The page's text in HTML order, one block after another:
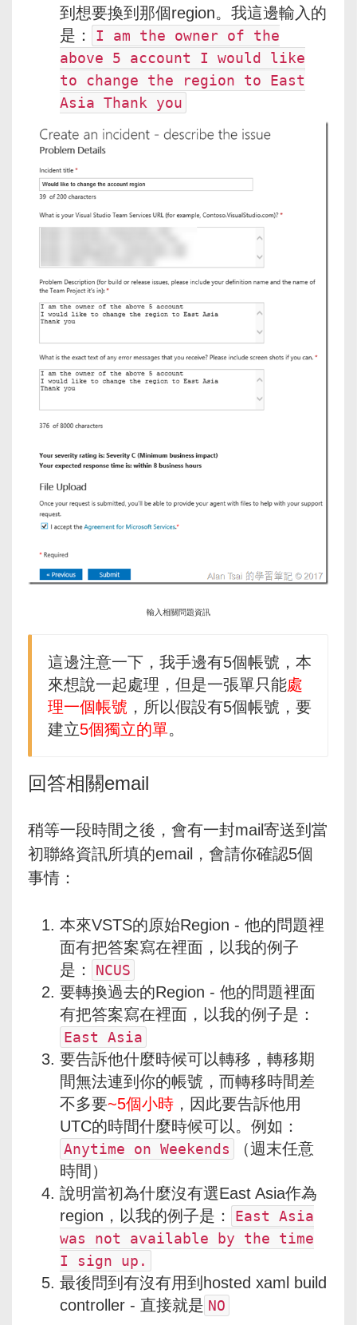
到想要換到那個region。我這邊輸入的
是：
I am the owner of the
above 5 account I would like
to change the region to East
Asia Thank you
輸入相關問題資訊
這邊注意一下，我手邊有5個帳號，本
來想說一起處理，但是一張單只能處
理一個帳號 ，所以假設有5個帳號，要
建立5個獨立的單。
回答相關email
稍等一段時間之後，會有一封mail寄送到當
初聯絡資訊所填的email，會請你確認5個
事情：
本來VSTS的原始Region - 他的問題裡
面有把答案寫在裡面，以我的例子
是：
NCUS
要轉換過去的Region - 他的問題裡面
有把答案寫在裡面，以我的例子是：
East Asia
要告訴他什麼時候可以轉移，轉移期
間無法連到你的帳號，而轉移時間差
不多要~5個小時 ，因此要告訴他用
UTC的時間什麼時候可以。例如：
Anytime on Weekends
（週末任意
時間）
說明當初為什麼沒有選East Asia作為
region，以我的例子是：
East Asia
was not available by the time
I sign up.
最後問到有沒有用到hosted xaml build
controller - 直接就是 NO